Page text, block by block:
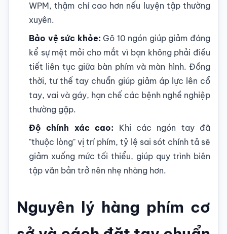
WPM, thậm chí cao hơn nếu luyện tập thường
xuyên.
Bảo vệ sức khỏe: Gõ 10 ngón giúp giảm đáng
kể sự mệt mỏi cho mắt vì bạn không phải điều
tiết liên tục giữa bàn phím và màn hình. Đồng
thời, tư thế tay chuẩn giúp giảm áp lực lên cổ
tay, vai và gáy, hạn chế các bệnh nghề nghiệp
thường gặp.
Độ chính xác cao: Khi các ngón tay đã
"thuộc lòng" vị trí phím, tỷ lệ sai sót chính tả sẽ
giảm xuống mức tối thiểu, giúp quy trình biên
tập văn bản trở nên nhẹ nhàng hơn.
Nguyên lý hàng phím cơ